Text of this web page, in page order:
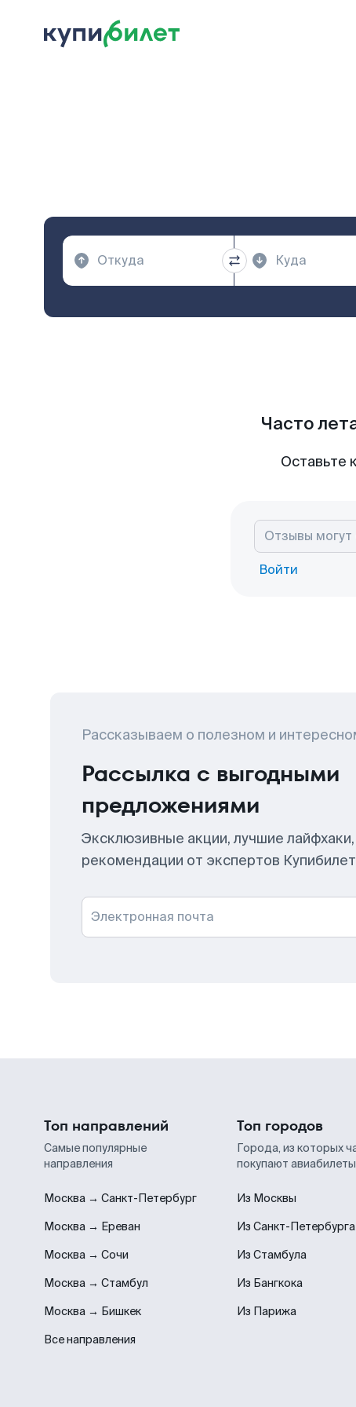
Часто
Оставьте
Войти
Рассказываем о полезном и
Рассылка с выгодными
предложениями
Эксклюзивные акции, лучшие
рекомендации от экспертов
Электронная почта
Топ направлений
Самые популярные
направления
Москва → Санкт-Петербург
Москва → Ереван
Москва → Сочи
Москва → Стамбул
Москва → Бишкек
Все направления
Топ городов
Города, из которых
покупают авиабилеты
Из Москвы
Из Санкт-Петербурга
Из Стамбула
Из Бангкока
Из Парижа